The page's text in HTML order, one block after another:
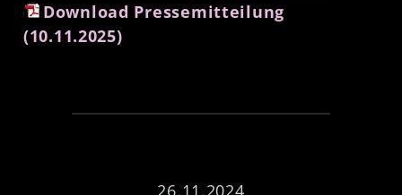
Download Pressemitteilung
(10.11.2025)
26.11.2024